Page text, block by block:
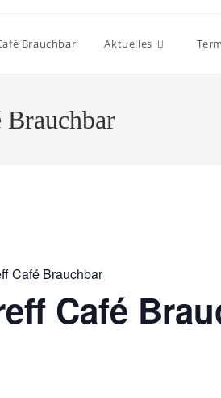
Brauchbar Aktuelles
Brauchbar
Café Brauchbar
Café